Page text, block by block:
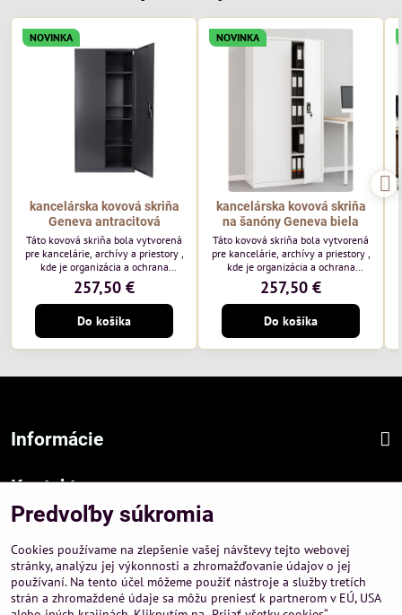
NOVINKA
kancelárska kovová skriňa
Geneva antracitová
Táto kovová skriňa bola vytvorená
pre kancelárie, archívy a priestory ,
kde je organizácia a ochrana
dokumentov kľúčová. Vďaka
minimalistickému dizajnu sa
perfektne hodí do klasických aj
moderných interiérov. Kostra
257,50 €
Do košíka
NOVINKA
kancelárska kovová skriňa
na šanóny Geneva biela
Táto kovová skriňa bola vytvorená
pre kancelárie, archívy a priestory ,
kde je organizácia a ochrana
dokumentov kľúčová. Vďaka
minimalistickému dizajnu sa
perfektne hodí do klasických aj
moderných interiérov. Kostra biela.
257,50 €
Do košíka
Informácie
Kontakt
Sídlo firmy :
Hurbanová 3807/21, 03601 Martin
Prevádzka a obchodné informácie :
A-PEMA, s.r.o.
Predvoľby súkromia
Cookies používame na zlepšenie vašej návštevy tejto webovej
stránky, analýzu jej výkonnosti a zhromažďovanie údajov o jej
používaní. Na tento účel môžeme použiť nástroje a služby tretích
strán a zhromaždené údaje sa môžu preniesť k partnerom v EÚ, USA